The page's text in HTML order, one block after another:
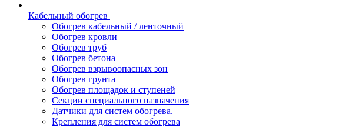
Кабельный обогрев
Обогрев кабельный / ленточный
Обогрев кровли
Обогрев труб
Обогрев бетона
Обогрев взрывоопасных зон
Обогрев грунта
Обогрев площадок и ступеней
Секции специального назначения
Датчики для систем обогрева.
Крепления для систем обогрева